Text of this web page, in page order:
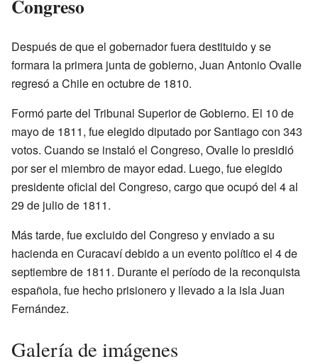
Congreso
Después de que el gobernador fuera destituido y se
formara la primera junta de gobierno, Juan Antonio Ovalle
regresó a Chile en octubre de 1810.
Formó parte del Tribunal Superior de Gobierno. El 10 de
mayo de 1811, fue elegido diputado por Santiago con 343
votos. Cuando se instaló el Congreso, Ovalle lo presidió
por ser el miembro de mayor edad. Luego, fue elegido
presidente oficial del Congreso, cargo que ocupó del 4 al
29 de julio de 1811.
Más tarde, fue excluido del Congreso y enviado a su
hacienda en Curacaví debido a un evento político el 4 de
septiembre de 1811. Durante el período de la reconquista
española, fue hecho prisionero y llevado a la isla Juan
Fernández.
Galería de imágenes